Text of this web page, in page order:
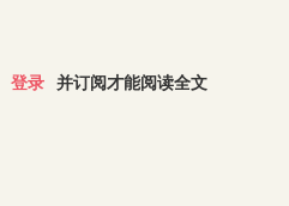
登录 并订阅才能阅读全文